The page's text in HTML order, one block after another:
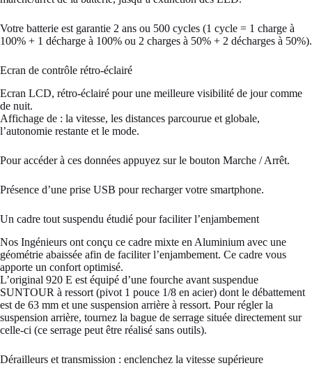
Votre batterie est garantie 2 ans ou 500 cycles (1 cycle = 1 charge à
100% + 1 décharge à 100% ou 2 charges à 50% + 2 décharges à 50%).
Ecran de contrôle rétro-éclairé
Ecran LCD, rétro-éclairé pour une meilleure visibilité de jour comme
de nuit.
Affichage de : la vitesse, les distances parcourue et globale,
l’autonomie restante et le mode.
Pour accéder à ces données appuyez sur le bouton Marche / Arrêt.
Présence d’une prise USB pour recharger votre smartphone.
Un cadre tout suspendu étudié pour faciliter l’enjambement
Nos Ingénieurs ont conçu ce cadre mixte en Aluminium avec une
géométrie abaissée afin de faciliter l’enjambement. Ce cadre vous
apporte un confort optimisé.
L’original 920 E est équipé d’une fourche avant suspendue
SUNTOUR à ressort (pivot 1 pouce 1/8 en acier) dont le débattement
est de 63 mm et une suspension arrière à ressort. Pour régler la
suspension arrière, tournez la bague de serrage située directement sur
celle-ci (ce serrage peut être réalisé sans outils).
Dérailleurs et transmission : enclenchez la vitesse supérieure